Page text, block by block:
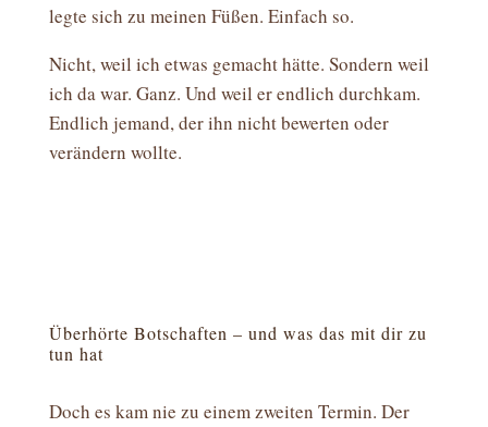
legte sich zu meinen Füßen. Einfach so.
Nicht, weil ich etwas gemacht hätte. Sondern weil
ich da war. Ganz. Und weil er endlich durchkam.
Endlich jemand, der ihn nicht bewerten oder
verändern wollte.
Überhörte Botschaften – und was das mit dir zu
tun hat
Doch es kam nie zu einem zweiten Termin. Der